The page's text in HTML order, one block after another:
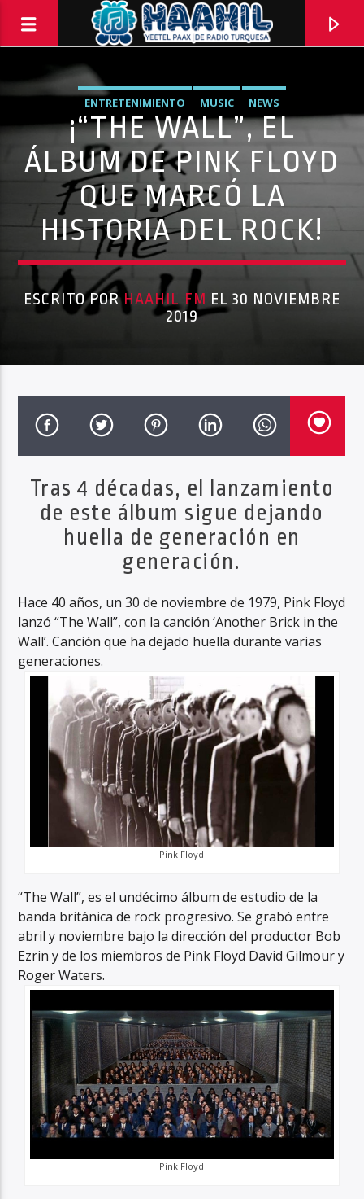
PROGRAMA ACTUAL
ENTRETENIMIENTO MUSIC NEWS
¡“THE WALL”, EL
ÁLBUM DE PINK FLOYD
QUE MARCÓ LA
HISTORIA DEL ROCK!
ESCRITO POR HAAHIL FM EL 30 NOVIEMBRE
2019
Tras 4 décadas, el lanzamiento
de este álbum sigue dejando
huella de generación en
generación.
Hace 40 años, un 30 de noviembre de 1979, Pink Floyd
lanzó “The Wall”, con la canción ‘Another Brick in the
Wall’. Canción que ha dejado huella durante varias
generaciones.
Pink Floyd
“The Wall”, es el undécimo álbum de estudio de la
banda británica de rock progresivo. Se grabó entre
abril y noviembre bajo la dirección del productor Bob
Ezrin y de los miembros de Pink Floyd David Gilmour y
Roger Waters.
Pink Floyd